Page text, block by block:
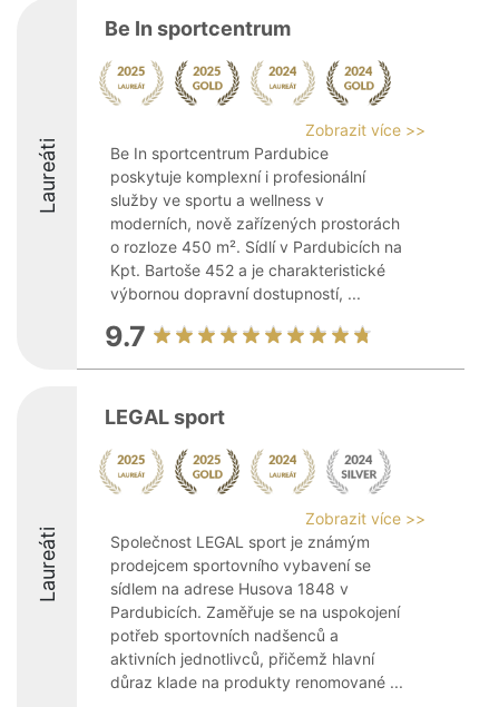
Laureáti
Be In sportcentrum
Zobrazit více >>
Be In sportcentrum Pardubice
poskytuje komplexní i profesionální
služby ve sportu a wellness v
moderních, nově zařízených prostorách
o rozloze 450 m². Sídlí v Pardubicích na
Kpt. Bartoše 452 a je charakteristické
výbornou dopravní dostupností, ...
9.7
Laureáti
LEGAL sport
Zobrazit více >>
Společnost LEGAL sport je známým
prodejcem sportovního vybavení se
sídlem na adrese Husova 1848 v
Pardubicích. Zaměřuje se na uspokojení
potřeb sportovních nadšenců a
aktivních jednotlivců, přičemž hlavní
důraz klade na produkty renomované ...